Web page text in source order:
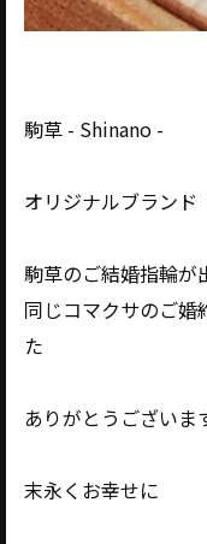
駒草 - Shinano -
オリジナルブラン
駒草のご結婚指輪が
同じコマクサのご婚
た
ありがとうございま
末永くお幸せに